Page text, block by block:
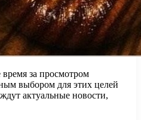
за просмотром
выбором для этих целей
актуальные новости,